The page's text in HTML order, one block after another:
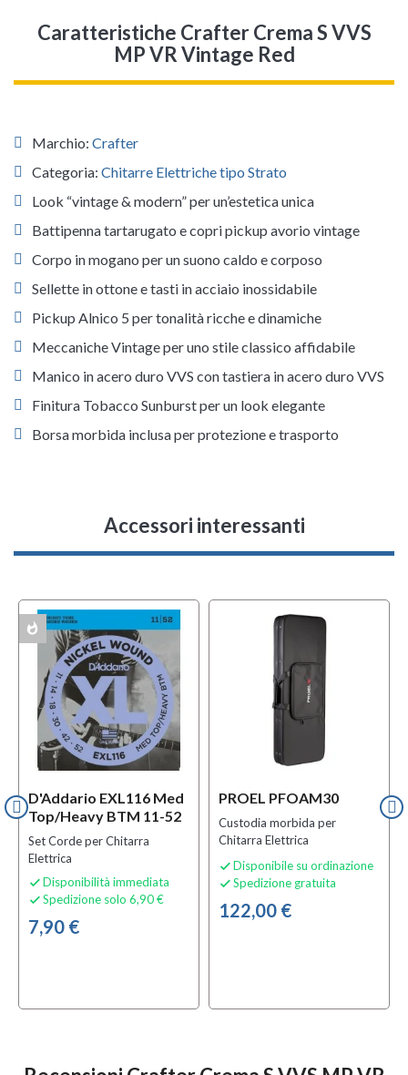
Caratteristiche Crafter Crema S VVS
MP VR Vintage Red
Marchio: Crafter
Categoria: Chitarre Elettriche tipo Strato
Look “vintage & modern” per un’estetica unica
Battipenna tartarugato e copri pickup avorio vintage
Corpo in mogano per un suono caldo e corposo
Sellette in ottone e tasti in acciaio inossidabile
Pickup Alnico 5 per tonalità ricche e dinamiche
Meccaniche Vintage per uno stile classico affidabile
Manico in acero duro VVS con tastiera in acero duro VVS
Finitura Tobacco Sunburst per un look elegante
Borsa morbida inclusa per protezione e trasporto
Accessori interessanti
D'Addario EXL116 Med
Top/Heavy BTM 11-52
Set Corde per Chitarra
Elettrica
 Disponibilità immediata
 Spedizione solo 6,90 €
7,90 €
whatshot
PROEL PFOAM30
Custodia morbida per
Chitarra Elettrica
 Disponibile su ordinazione
 Spedizione gratuita
122,00 €